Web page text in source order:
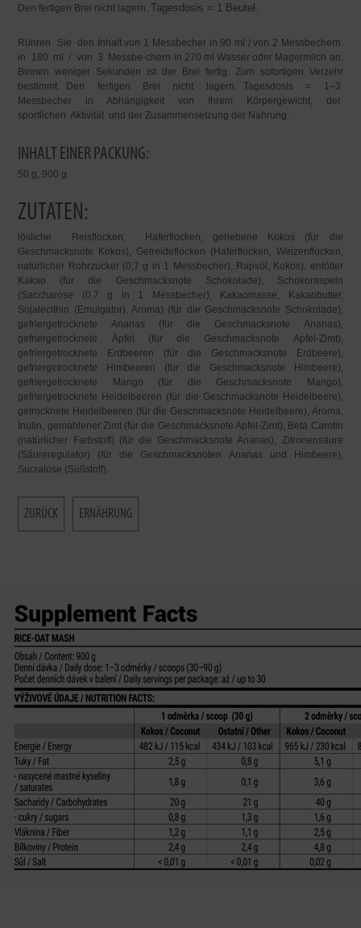
Den fertigen Brei nicht lagern. Tagesdosis = 1 Beutel.
Rühren Sie den Inhalt von 1 Messbecher in 90 ml / von 2 Messbechern
in 180 ml / von 3 Messbe-chern in 270 ml Wasser oder Magermilch an.
Binnen weniger Sekunden ist der Brei fertig. Zum sofortigen Verzehr
bestimmt. Den fertigen Brei nicht lagern. Tagesdosis = 1–3
Messbecher in Abhängigkeit von Ihrem Körpergewicht, der
sportlichen Aktivität und der Zusammensetzung der Nahrung.
INHALT EINER PACKUNG:
50 g, 900 g
ZUTATEN:
lösliche Reisflocken, Haferflocken, geriebene Kokos (für die
Geschmacksnote Kokos), Getreideflocken (Haferflocken, Weizenflocken,
natürlicher Rohrzucker (0,7 g in 1 Messbecher), Rapsöl, Kokos), entölter
Kakao (für die Geschmacksnote Schokolade), Schokoraspeln
(Saccharose (0,7 g in 1 Messbecher), Kakaomasse, Kakaobutter,
Sojalecithin (Emulgator), Aroma) (für die Geschmacksnote Schokolade),
gefriergetrocknete Ananas (für die Geschmacksnote Ananas),
gefriergetrocknete Äpfel (für die Geschmacksnote Apfel-Zimt),
gefriergetrocknete Erdbeeren (für die Geschmacksnote Erdbeere),
gefriergetrocknete Himbeeren (für die Geschmacksnote Himbeere),
gefriergetrocknete Mango (für die Geschmacksnote Mango),
gefriergetrocknete Heidelbeeren (für die Geschmacksnote Heidelbeere),
getrocknete Heidelbeeren (für die Geschmacksnote Heidelbeere), Aroma,
Inulin, gemahlener Zimt (für die Geschmacksnote Apfel-Zimt), Beta Carotin
(natürlicher Farbstoff) (für die Geschmacksnote Ananas), Zitronensäure
(Säureregulator) (für die Geschmacksnoten Ananas und Himbeere),
Sucralose (Süßstoff).
ZURÜCK ERNÄHRUNG